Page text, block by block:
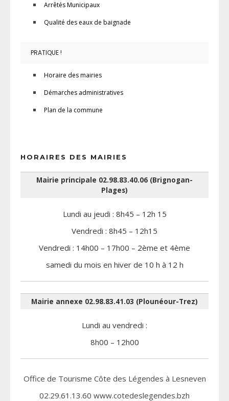
Arrêtés Municipaux
Qualité des eaux de baignade
PRATIQUE !
Horaire des mairies
Démarches administratives
Plan de la commune
HORAIRES DES MAIRIES
Mairie principale 02.98.83.40.06 (Brignogan-
Plages)
Lundi au jeudi : 8h45 – 12h 15
Vendredi : 8h45 – 12h15
Vendredi : 14h00 – 17h00 – 2ème et 4ème
samedi du mois en hiver de 10 h à 12 h
Mairie annexe 02.98.83.41.03 (Plounéour-Trez)
Lundi au vendredi :
8h00 – 12h00
Office de Tourisme Côte des Légendes à Lesneven
02.29.61.13.60 www.cotedeslegendes.bzh